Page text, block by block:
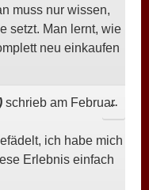
muss nur wissen,
setzt. Man lernt, wie
neu einkaufen
schrieb am Februar
ich habe mich
Erlebnis einfach
...DIESE
EIN-/